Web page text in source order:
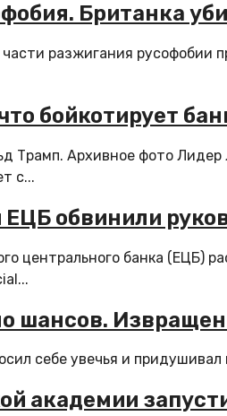
Британка
разжигания русофобии
бойкотирует
Трамп. Архивное фото Лидер
с...
ЕЦБ обвинили
центрального банка (ЕЦБ)
шансов.
себе увечья и
академии